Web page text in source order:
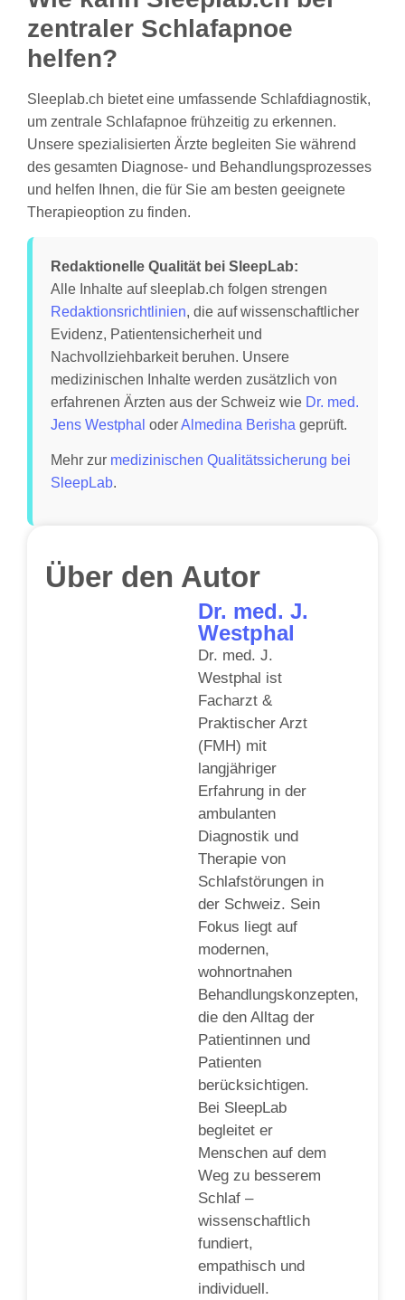
zentraler Schlafapnoe
helfen?
Sleeplab.ch bietet eine umfassende Schlafdiagnostik,
um zentrale Schlafapnoe frühzeitig zu erkennen.
Unsere spezialisierten Ärzte begleiten Sie während
des gesamten Diagnose- und Behandlungsprozesses
und helfen Ihnen, die für Sie am besten geeignete
Therapieoption zu finden.
Redaktionelle Qualität bei SleepLab:
Alle Inhalte auf sleeplab.ch folgen strengen
Redaktionsrichtlinien, die auf wissenschaftlicher
Evidenz, Patientensicherheit und
Nachvollziehbarkeit beruhen. Unsere
medizinischen Inhalte werden zusätzlich von
erfahrenen Ärzten aus der Schweiz wie Dr. med.
Jens Westphal oderAlmedina Berisha geprüft.
Mehr zur medizinischen Qualitätssicherung bei
SleepLab.
Über den Autor
Dr. med. J.
Westphal
Dr. med. J.
Westphal ist
Facharzt &
Praktischer Arzt
(FMH) mit
langjähriger
Erfahrung in der
ambulanten
Diagnostik und
Therapie von
Schlafstörungen in
der Schweiz. Sein
Fokus liegt auf
modernen,
wohnortnahen
Behandlungskonzepten,
die den Alltag der
Patientinnen und
Patienten
berücksichtigen.
Bei SleepLab
begleitet er
Menschen auf dem
Weg zu besserem
Schlaf –
wissenschaftlich
fundiert,
empathisch und
individuell.